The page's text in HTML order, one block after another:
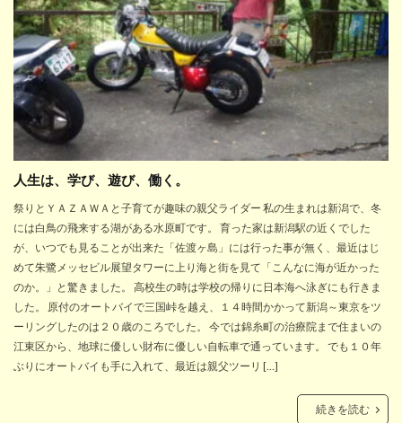
人生は、学び、遊び、働く。
祭りとＹＡＺＡＷＡと子育てが趣味の親父ライダー 私の生まれは新潟で、冬
には白鳥の飛来する湖がある水原町です。 育った家は新潟駅の近くでした
が、いつでも見ることが出来た「佐渡ヶ島」には行った事が無く、最近はじ
めて朱鷺メッセビル展望タワーに上り海と街を見て「こんなに海が近かった
のか。」と驚きました。 高校生の時は学校の帰りに日本海へ泳ぎにも行きま
した。 原付のオートバイで三国峠を越え、１４時間かかって新潟～東京をツ
ーリングしたのは２０歳のころでした。 今では錦糸町の治療院まで住まいの
江東区から、地球に優しい財布に優しい自転車で通っています。 でも１０年
ぶりにオートバイも手に入れて、最近は親父ツーリ […]
続きを読む